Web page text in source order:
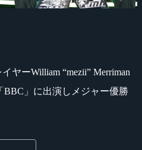
ヤーWilliam “mezii” Merriman
」に出演しメジャー優勝